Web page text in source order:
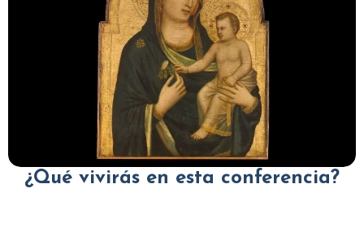
¿Qué vivirás en esta conferencia?